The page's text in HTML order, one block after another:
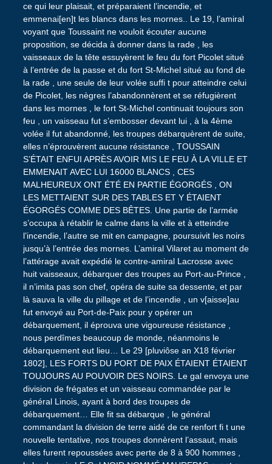
ce qui leur plaisait, et préparaient l’incendie, et
emmenai[en]t les blancs dans les mornes.. Le 19, l’amiral
voyant que Toussaint ne vouloit écouter aucune
proposition, se décida à donner dans la rade , les
vaisseaux de la tête essuyèrent le feu du fort Picolet situé
à l’entrée de la passe et du fort St-Michel situé au fond de
la rade , une seule de leur volée suffi t pour atteindre celui
de Picolet, les nègres l’abandonnèrent et se réfugièrent
dans les mornes , le fort St-Michel continuait toujours son
feu , un vaisseau fut s’embosser devant lui , à la 4ème
volée il fut abandonné, les troupes débarquèrent de suite,
elles n’éprouvèrent aucune résistance , TOUSSAIN
S’ÉTAIT ENFUI APRÈS AVOIR MIS LE FEU À LA VILLE ET
EMMENAIT AVEC LUI 16000 BLANCS , CES
MALHEUREUX ONT ÉTÉ EN PARTIE ÉGORGÉS , ON
LES METTAIENT SUR DES TABLES ET Y ÉTAIENT
ÉGORGÉS COMME DES BÊTES. Une partie de l’armée
s’occupa à rétablir le calme dans la ville et à etteindre
l’incendie, l’autre se mit en campagne, poursuivit les noirs
jusqu’à l’entrée des mornes. L’amiral Vilaret au moment de
l’attérage avait expédié le contre-amiral Lacrosse avec
huit vaisseaux, débarquer des troupes au Port-au-Prince ,
il n’imita pas son chef, opéra de suite sa dessente, et par
là sauva la ville du pillage et de l’incendie , un v[aisse]au
fut envoyé au Port-de-Paix pour y opérer un
débarquement, il éprouva une vigoureuse résistance ,
nous perdîmes beaucoup de monde, néanmoins le
débarquement eut lieu… Le 29 [pluviôse an X18 février
1802], LES FORTS DU PORT DE PAIX ÉTAIENT ÉTAIENT
TOUJOURS AU POUVOIR DES NOIRS. Le gal envoya une
division de frégates et un vaisseau commandée par le
général Linois, ayant à bord des troupes de
débarquement… Elle fit sa débarque , le général
commandant la division de terre aidé de ce renfort fi t une
nouvelle tentative, nos troupes donnèrent l’assaut, mais
elles furent repoussées avec perte de 8 à 900 hommes ,